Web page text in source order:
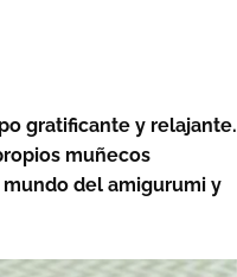
gratificante y relajante.
muñecos
del amigurumi y